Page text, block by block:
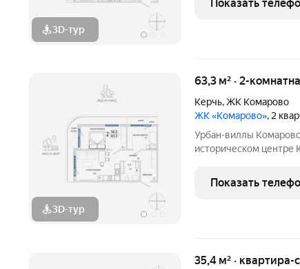
3D-тур
большой ландшафтный
Показать
3D-тур
63,3 м² · 2-
Керчь,ЖК Комарово
ЖК «Комарово», 2
Урбан-виллы
историческом центре
благодаря обилию
большой ландшафтный
Показать
35,4 м² ·